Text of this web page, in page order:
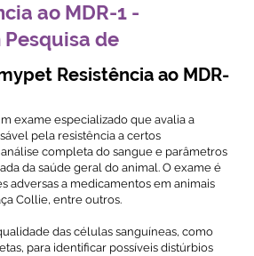
ao MDR-1 -
de
Resistência ao MDR-
exame especializado que avalia a
pela resistência a certos
completa do sangue e parâmetros
da saúde geral do animal. O exame é
adversas a medicamentos em animais
Collie, entre outros.
das células sanguíneas, como
para identificar possíveis distúrbios